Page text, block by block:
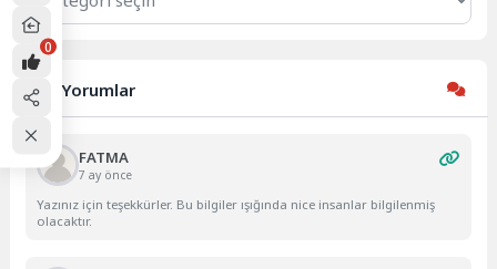
Son Yorumlar
FATMA
7 ay önce
Yazınız için teşekkürler. Bu bilgiler ışığında nice insanlar bilgilenmiş
olacaktır.
0